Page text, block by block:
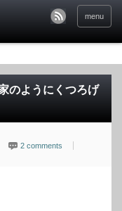
menu
のようにくつろげ
2 comments